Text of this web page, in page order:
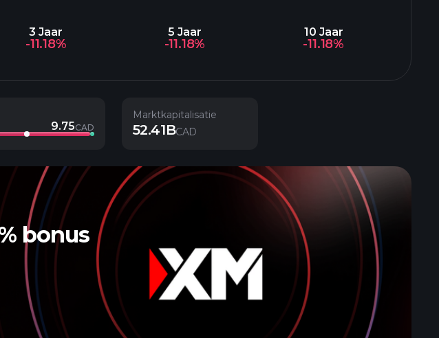
3 Jaar
-11.18%
5 Jaar
-11.18%
10 Jaar
-11.18%
9.75CAD
Marktkapitalisatie
52.41BCAD
bonus